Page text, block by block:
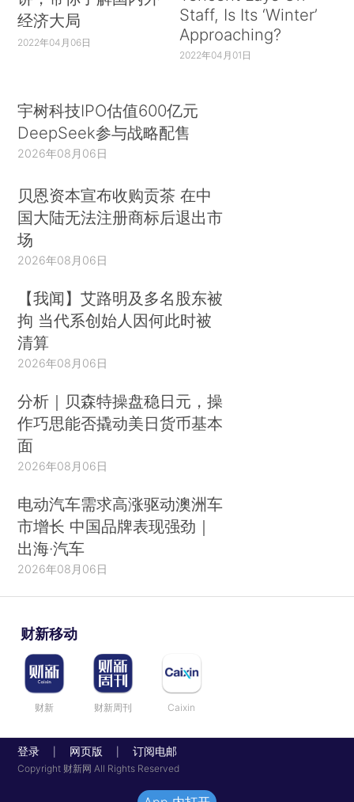
经济大局
2022年04月06日
Staff, Is Its ‘Winter’
Approaching?
2022年04月01日
宇树科技IPO估值600亿元
DeepSeek参与战略配售
2026年08月06日
贝恩资本宣布收购贡茶 在中
国大陆无法注册商标后退出市
场
2026年08月06日
【我闻】艾路明及多名股东被
拘 当代系创始人因何此时被
清算
2026年08月06日
分析｜贝森特操盘稳日元，操
作巧思能否撬动美日货币基本
面
2026年08月06日
电动汽车需求高涨驱动澳洲车
市增长 中国品牌表现强劲｜
出海·汽车
2026年08月06日
财新移动
财新 财新周刊 Caixin
登录 网页版 订阅电邮
Copyright 财新网 All Rights Reserved